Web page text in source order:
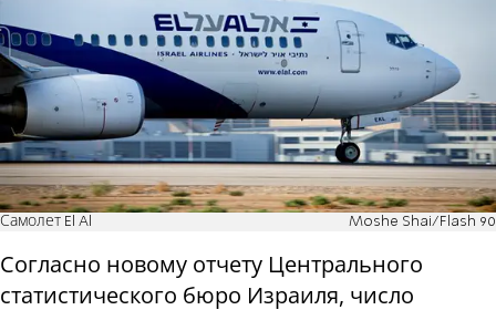
Самолет El Al Moshe Shai/Flash 90
Согласно новому отчету Центрального
статистического бюро Израиля, число